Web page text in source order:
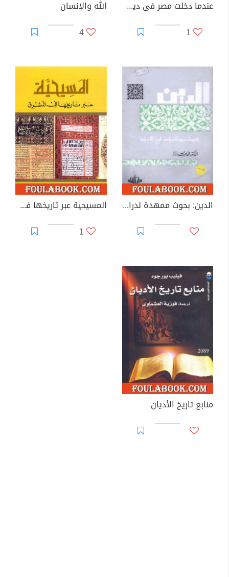
عندما دخلت مصر فى دين الله
1
الله والإنسان
4
الدين: بحوث ممهدة لدراسة تاريخ الأديان
المسيحية عبر تاريخها في المشرق
1
منابع تاريخ الأديان